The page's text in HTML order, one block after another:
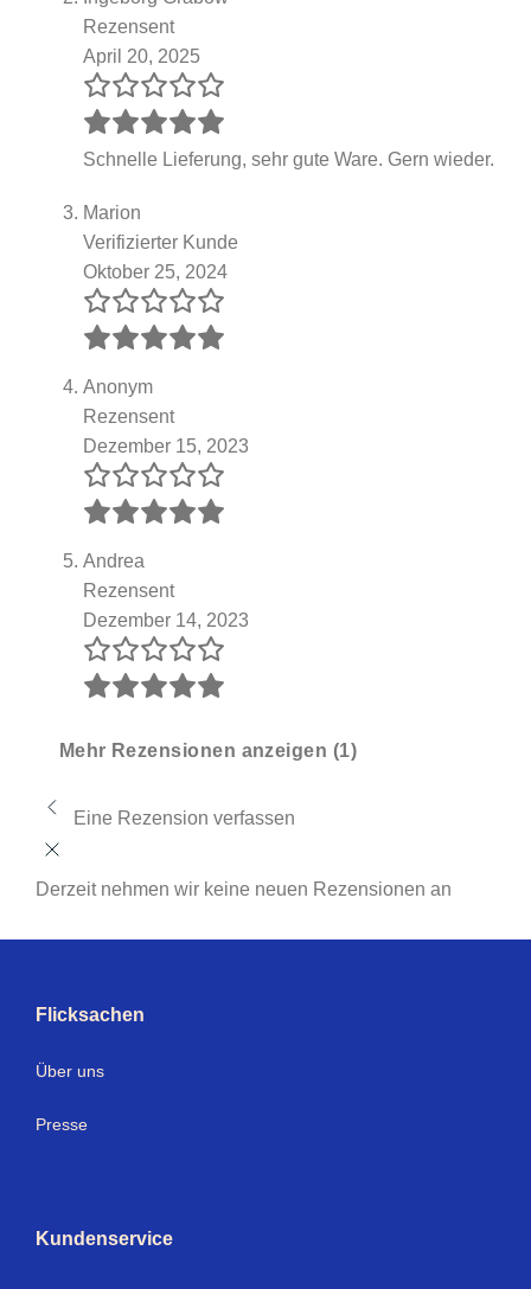
Rezensent
April 20, 2025
Schnelle Lieferung, sehr gute Ware. Gern wieder.
Marion
Verifizierter Kunde
Oktober 25, 2024
Anonym
Rezensent
Dezember 15, 2023
Andrea
Rezensent
Dezember 14, 2023
Mehr Rezensionen anzeigen (1)
Eine Rezension verfassen
Derzeit nehmen wir keine neuen Rezensionen an
Flicksachen
Über uns
Presse
Kundenservice